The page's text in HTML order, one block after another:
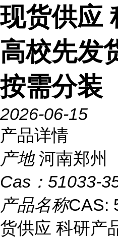
现货供应
高校先发
按需分装
2026-06-15
产品详情
产地 河南郑州
Cas： 51033-
产品名称CAS:
货供应 科研产